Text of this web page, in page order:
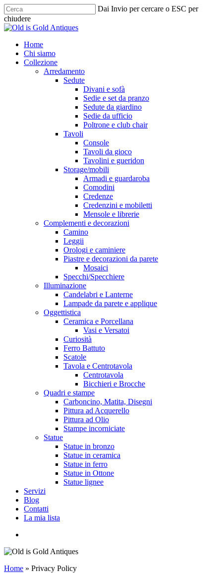
Skip
to
main
Dai Invio per cercare o ESC per
chiudere
Chiudi
cerca
Menu
Home
Chi siamo
Collezione
Arredamento
Sedute
Divani e sofà
Sedie e set da pranzo
Sedute da giardino
Sedie da ufficio
Poltrone e club chair
Tavoli
Console
Tavoli da gioco
Tavolini e gueridon
Storage/mobili
Armadi e guardaroba
Comodini
Credenze
Credenzini e mobiletti
Mensole e librerie
Complementi e decorazioni
Camino
Leggii
Orologi e caminiere
Piastre e decorazioni da parete
Mosaici
Specchi/Specchiere
Illuminazione
Candelabri e Lanterne
Lampade da parete e applique
Oggettistica
Ceramica e Porcellana
Vasi e Versatoi
Curiosità
Ferro Battuto
Scatole
Tavola e Centrotavola
Centrotavola
Bicchieri e Brocche
Quadri e stampe
Carboncino, Matita, Disegni
Pittura ad Acquerello
Pittura ad Olio
Stampe incorniciate
Statue
Statue in bronzo
Statue in ceramica
Statue in ferro
Statue in Ottone
Statue lignee
Servizi
Blog
Contatti
La mia lista
Home » Privacy Policy